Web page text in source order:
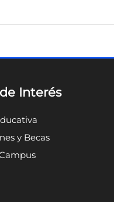
Interés
y Becas